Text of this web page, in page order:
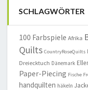
SCHLAGWÖRTER
100 Farbspiele Afrika
Quilts CountryRoseQuilts
Dreiecktuch Dänemark
Paper-Piecing Fische
handquilten häkeln